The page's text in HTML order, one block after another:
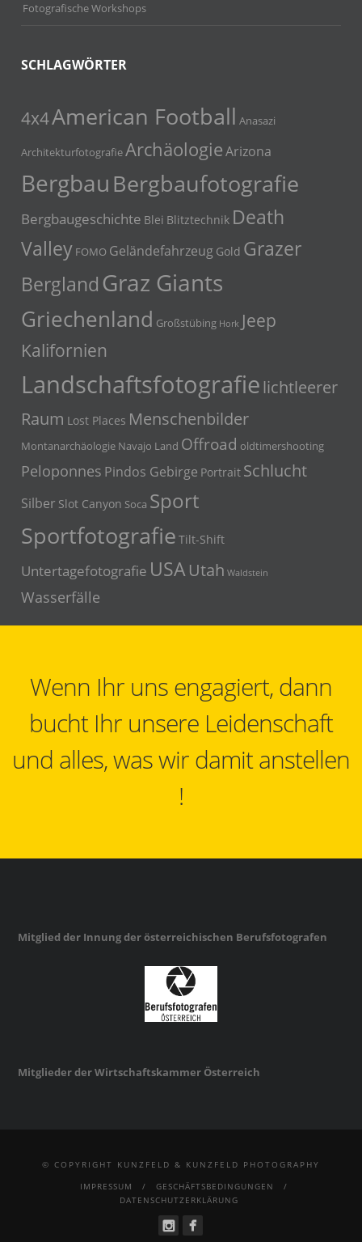
Fotografische Workshops
SCHLAGWÖRTER
4x4American Football Anasazi
ArchitekturfotografieArchäologieArizona
BergbauBergbaufotografie
Bergbaugeschichte Blei Blitztechnik Death
Valley FOMO Geländefahrzeug Gold Grazer
Bergland Graz Giants
Griechenland Großstübing Hork Jeep
Kalifornien
Landschaftsfotografie lichtleerer
Raum Lost Places Menschenbilder
Montanarchäologie Navajo Land Offroad oldtimershooting
Peloponnes Pindos Gebirge Portrait Schlucht
Silber Slot Canyon Soca Sport
Sportfotografie Tilt-Shift
Untertagefotografie USAUtah Waldstein
Wasserfälle
Wenn Ihr uns engagiert, dann
bucht Ihr unsere Leidenschaft
und alles, was wir damit anstellen
!
Mitglied der Innung der österreichischen Berufsfotografen
Mitglieder der Wirtschaftskammer Österreich
© COPYRIGHT KUNZFELD & KUNZFELD PHOTOGRAPHY
IMPRESSUM
GESCHÄFTSBEDINGUNGEN
DATENSCHUTZERKLÄRUNG